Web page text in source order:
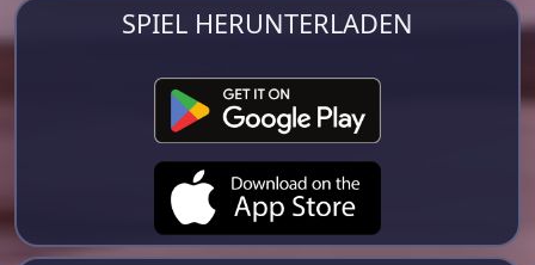
SPIEL HERUNTERLADEN